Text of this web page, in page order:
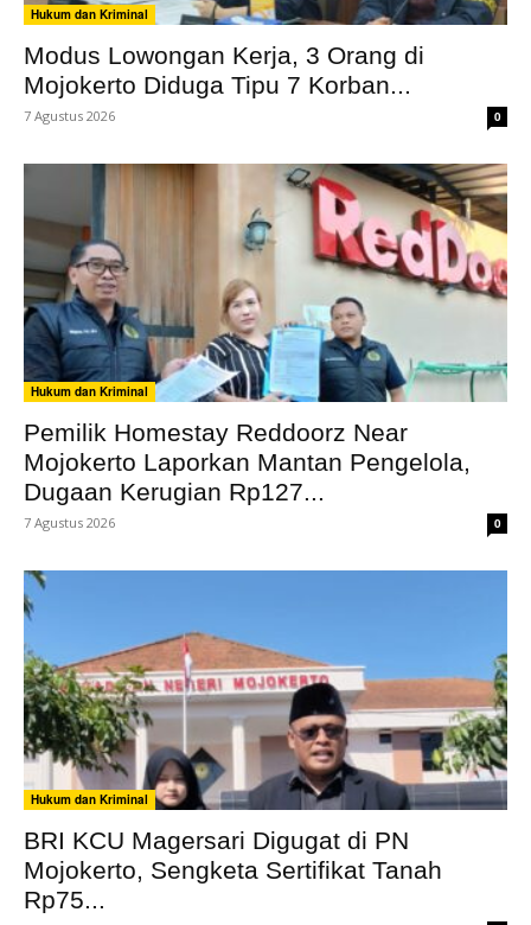
Hukum dan Kriminal
Modus Lowongan Kerja, 3 Orang di
Mojokerto Diduga Tipu 7 Korban...
7 Agustus 2026 0
Hukum dan Kriminal
Pemilik Homestay Reddoorz Near
Mojokerto Laporkan Mantan Pengelola,
Dugaan Kerugian Rp127...
7 Agustus 2026 0
Hukum dan Kriminal
BRI KCU Magersari Digugat di PN
Mojokerto, Sengketa Sertifikat Tanah
Rp75...